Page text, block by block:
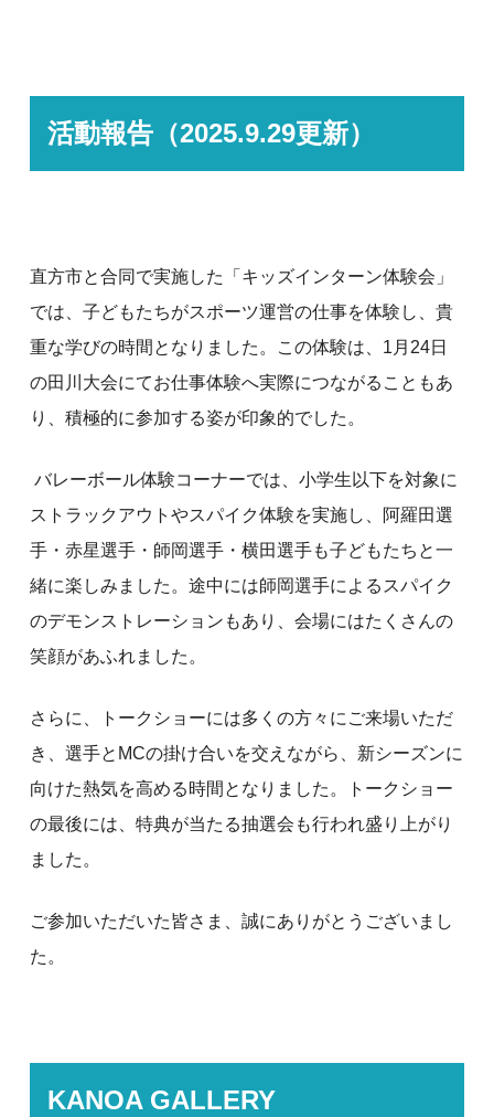
活動報告（2025.9.29更新）
直方市と合同で実施した「キッズインターン体験会」
では、子どもたちがスポーツ運営の仕事を体験し、貴
重な学びの時間となりました。この体験は、1月24日
の田川大会にてお仕事体験へ実際につながることもあ
り、積極的に参加する姿が印象的でした。
バレーボール体験コーナーでは、小学生以下を対象に
ストラックアウトやスパイク体験を実施し、阿羅田選
手・赤星選手・師岡選手・横田選手も子どもたちと一
緒に楽しみました。途中には師岡選手によるスパイク
のデモンストレーションもあり、会場にはたくさんの
笑顔があふれました。
さらに、トークショーには多くの方々にご来場いただ
き、選手とMCの掛け合いを交えながら、新シーズンに
向けた熱気を高める時間となりました。トークショー
の最後には、特典が当たる抽選会も行われ盛り上がり
ました。
ご参加いただいた皆さま、誠にありがとうございまし
た。
KANOA GALLERY